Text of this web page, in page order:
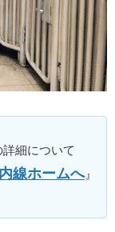
細について
線ホームへ』